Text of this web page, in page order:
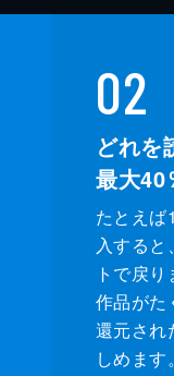
02
どれを
最大40
たとえ
入する
トで戻
作品がた
還元され
しめます